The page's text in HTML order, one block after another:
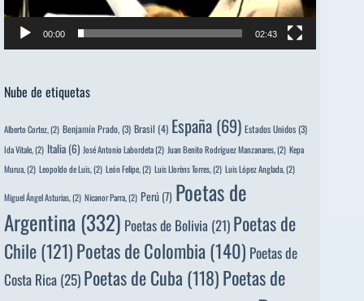
00:00 02:43
Nube de etiquetas
Alberto Cortez, (2) Benjamín Prado,(3) Brasil (4) España (69) Estados Unidos(3)
Ida Vitale, (2) Italia (6) José Antonio Labordeta(2) Juan Benito Rodríguez Manzanares, (2) Kepa
Murua, (2) Leopoldo de Luis, (2) León Felipe, (2) Luis Llorèns Torres, (2) Luis López Anglada, (2)
Miguel Ángel Asturias, (2) Nicanor Parra, (2) Perú (7) Poetas de
Argentina (332) Poetas de Bolivia (21) Poetas de
Chile(121)Poetas de Colombia(140) Poetas de
Costa Rica(25)Poetas de Cuba (118)Poetas de